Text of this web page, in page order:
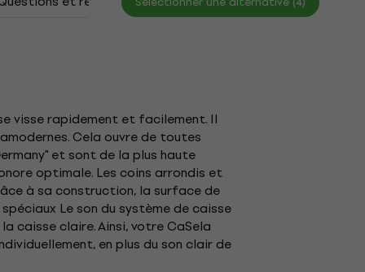
visse rapidement et facilement. Il
Cela ouvre de toutes
et sont de la plus haute
optimale. Les coins arrondis et
à sa construction, la surface de
Le son du système de caisse
caisse claire. Ainsi, votre CaSela
en plus du son clair de